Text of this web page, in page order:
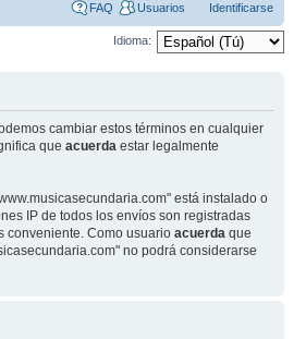
FAQ Usuarios Identificarse
Idioma:
cambiar estos términos en cualquier
que acuerda estar legalmente
está instalado o
IP de todos los envíos son registradas
conveniente. Como usuario acuerda que
no podrá considerarse